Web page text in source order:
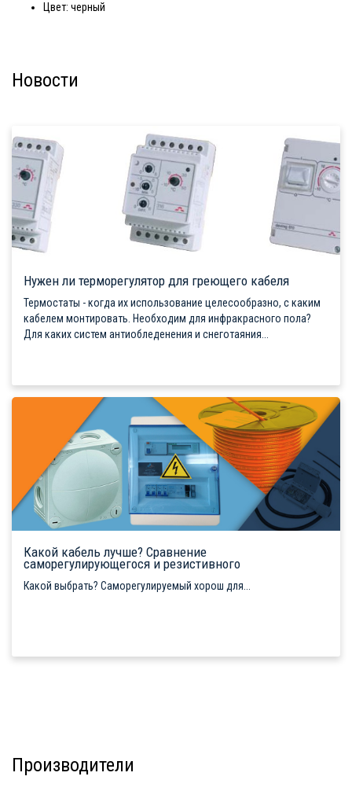
Цвет: черный
Новости
Нужен ли терморегулятор для греющего кабеля
Термостаты - когда их использование целесообразно, с каким
кабелем монтировать. Необходим для инфракрасного пола?
Для каких систем антиобледенения и снеготаяния...
Какой кабель лучше? Сравнение
саморегулирующегося и резистивного
Какой выбрать? Саморегулируемый хорош для...
Производители